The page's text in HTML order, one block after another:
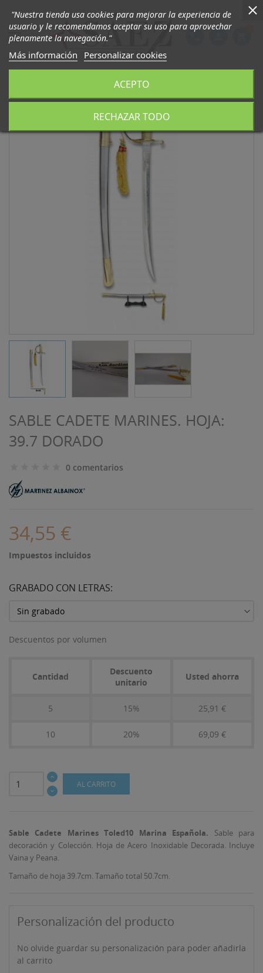

SABLE CADETE MARINES. HOJA:
39.7 DORADO
0 comentarios
34,55 €
Impuestos incluidos
GRABADO CON LETRAS:
Descuentos por volumen
Cantidad
Descuento
unitario
Usted ahorra
5 15% 25,91 €
10 20% 69,09 €
AL CARRITO
Sable Cadete Marines Toled10 Marina Española. Sable para
decoración y Colección. Hoja de Acero Inoxidable Decorada. Incluye
Vaina y Peana.
Tamaño de hoja 39.7cm. Tamaño total 50.7cm.
Personalización del producto
No olvide guardar su personalización para poder añadirla
al carrito
"Nuestra tienda usa cookies para mejorar la experiencia de
usuario y le recomendamos aceptar su uso para aprovechar
plenamente la navegación."
Más información Personalizar cookies
RECHAZAR TODO
ACEPTO
((TITLE))